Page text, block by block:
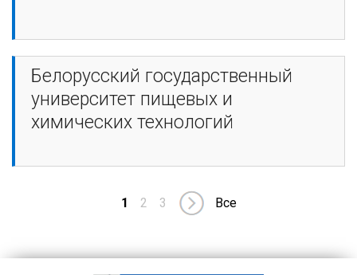
Белорусский государственный
университет пищевых и
химических технологий
1 2 3 Все